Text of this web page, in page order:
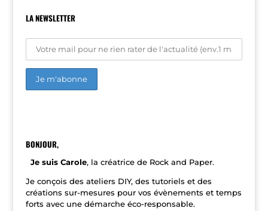
LA NEWSLETTER
n
v
e
:
BONJOUR,
Je suis Carole, la créatrice de Rock and Paper.
Je conçois des ateliers DIY, des tutoriels et des
créations sur-mesures pour vos évènements et temps
forts avec une démarche éco-responsable.